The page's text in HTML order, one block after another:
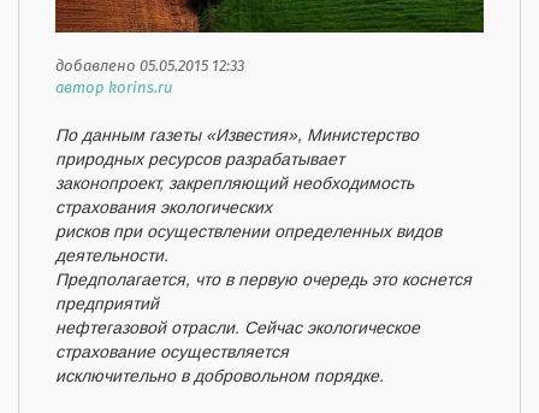
добавлено 05.05.2015 12:33
автор korins.ru
По данным газеты «Известия», Министерство
природных ресурсов разрабатывает
законопроект, закрепляющий необходимость
страхования экологических
рисков при осуществлении определенных видов
деятельности.
Предполагается, что в первую очередь это коснется
предприятий
нефтегазовой отрасли. Сейчас экологическое
страхование осуществляется
исключительно в добровольном порядке.